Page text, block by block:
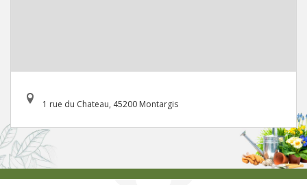
1 rue du Chateau, 45200 Montargis